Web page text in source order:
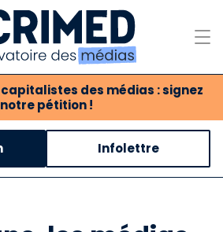
des médias : signez
notre pétition !
association
des médias
propositions
Infolettre